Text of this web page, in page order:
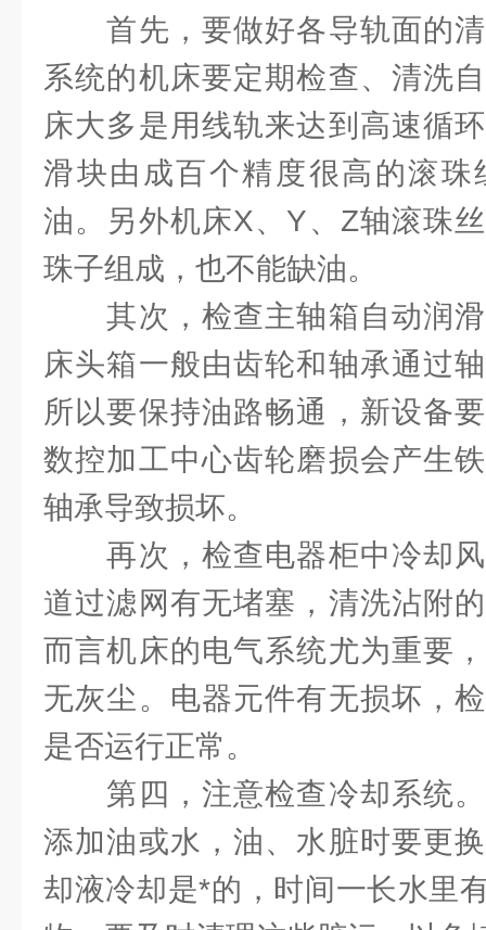
首先，要做好各导轨面的清
系统的机床要定期检查、清洗
床大多是用线轨来达到高速循
滑块由成百个精度很高的滚珠
油。另外机床X、Y、Z轴滚珠
珠子组成，也不能缺油。
其次，检查主轴箱自动润滑
床头箱一般由齿轮和轴承通过
所以要保持油路畅通，新设备
数控加工中心齿轮磨损会产生
轴承导致损坏。
再次，检查电器柜中冷却风
道过滤网有无堵塞，清洗沾附
而言机床的电气系统尤为重要
无灰尘。电器元件有无损坏，
是否运行正常。
第四，注意检查冷却系统。
添加油或水，油、水脏时要更
却液冷却是*的，时间一长水里